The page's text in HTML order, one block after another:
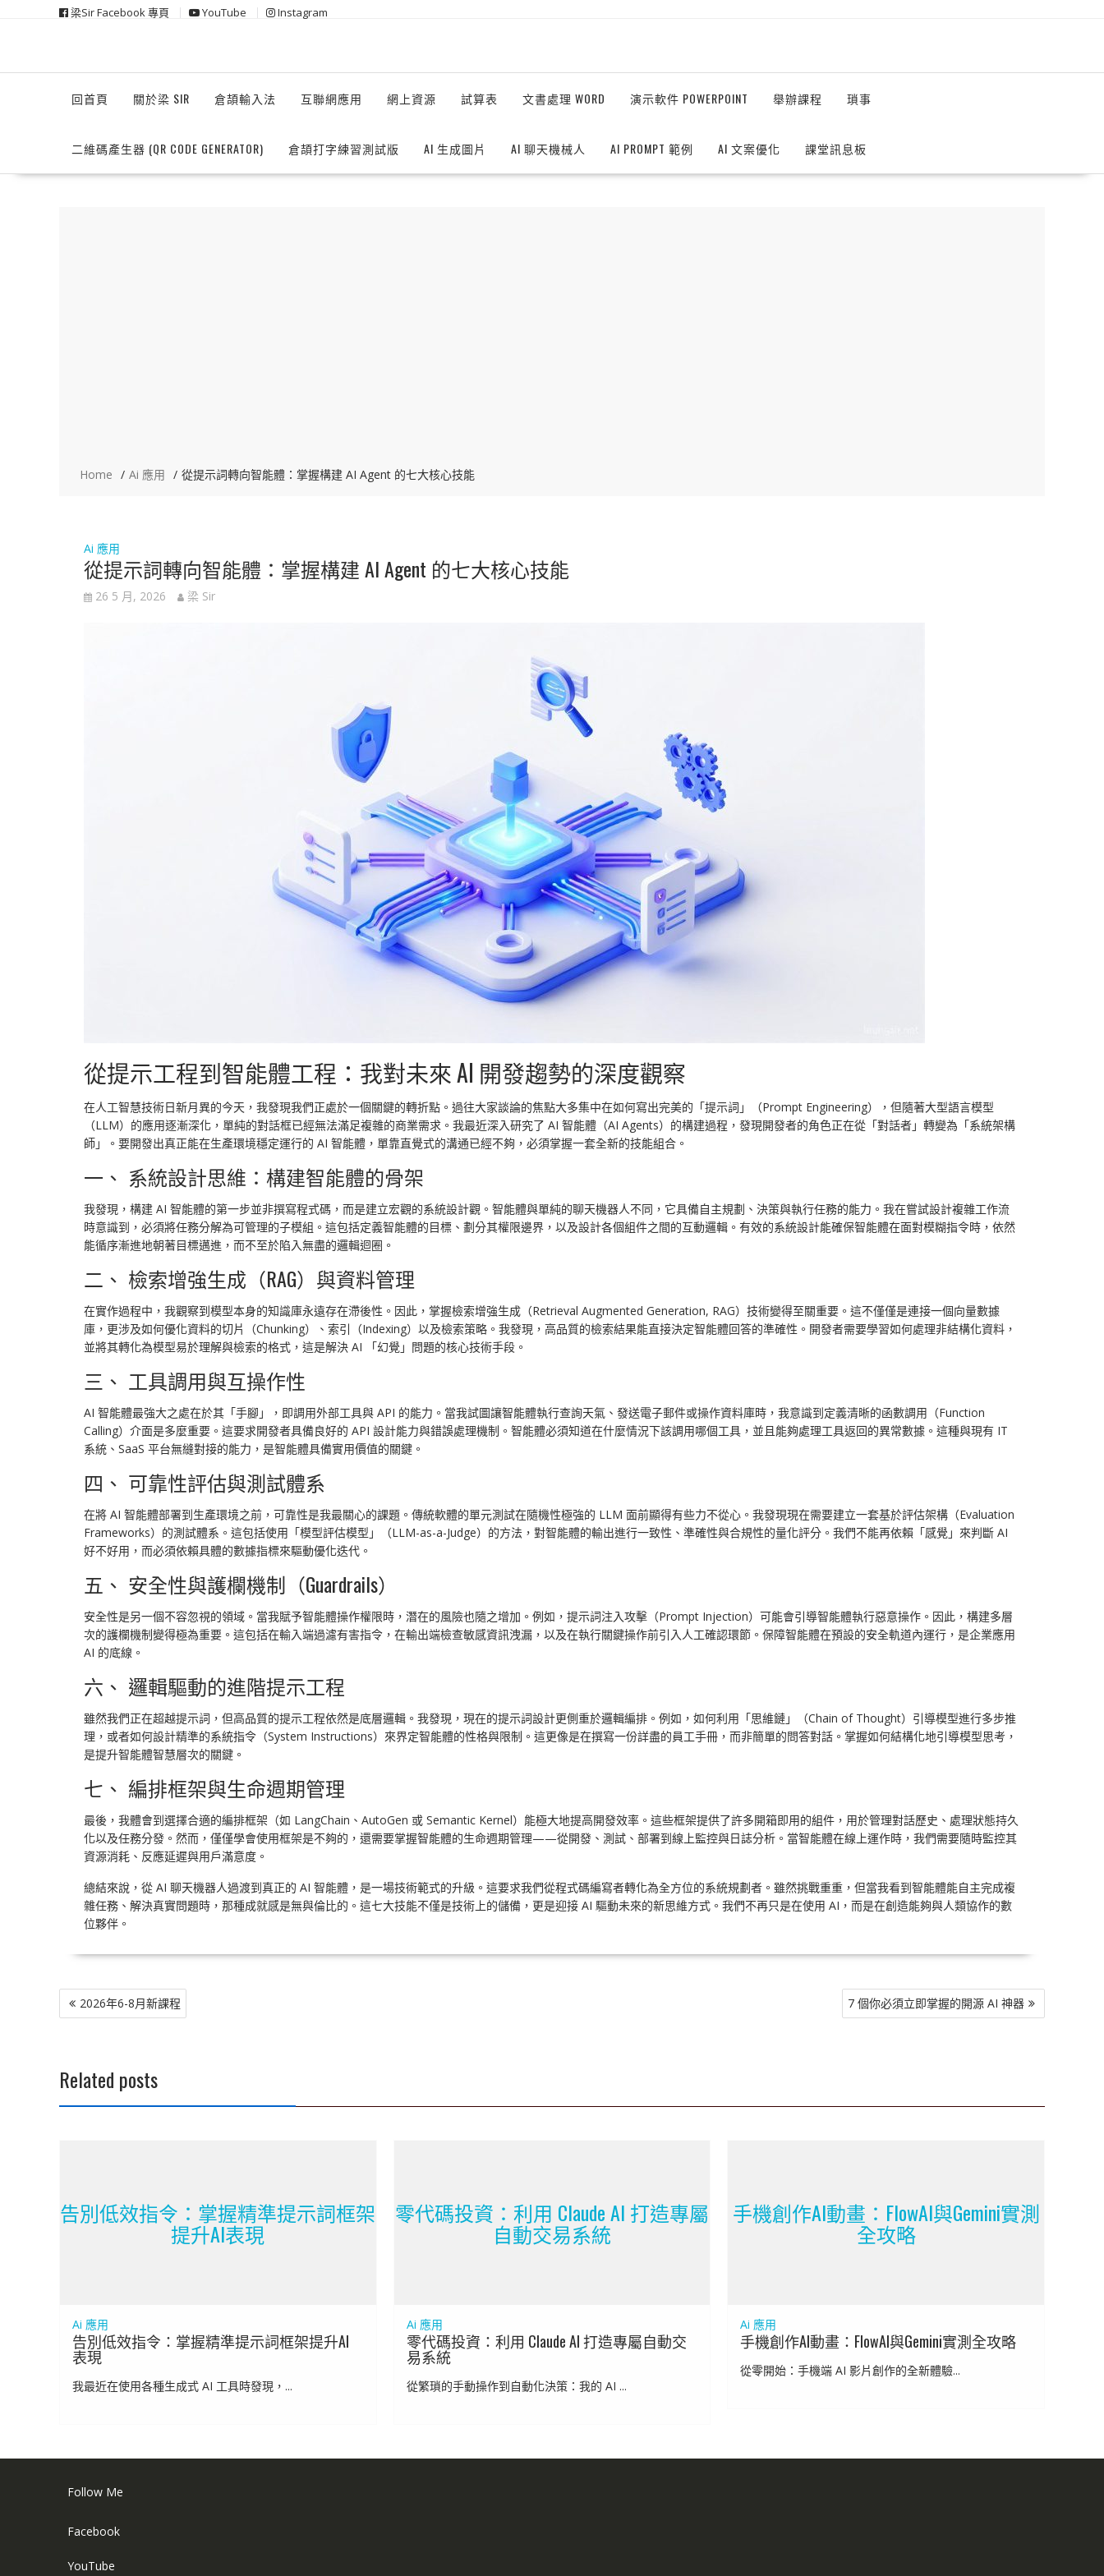
梁Sir Facebook 專頁 YouTube Instagram
回首頁 關於梁 SIR 倉頡輸入法 互聯網應用 網上資源 試算表 文書處理 WORD 演示軟件 POWERPOINT 舉辦課程 瑣事
二維碼產生器 (QR CODE GENERATOR) 倉頡打字練習測試版 AI 生成圖片 AI 聊天機械人 AI PROMPT 範例 AI 文案優化 課堂訊息板
Home Ai 應用 從提示詞轉向智能體：掌握構建 AI Agent 的七大核心技能
Ai 應用
從提示詞轉向智能體：掌握構建 AI Agent 的七大核心技能
26 5 月, 2026 梁 Sir
從提示工程到智能體工程：我對未來 AI 開發趨勢的深度觀察
在人工智慧技術日新月異的今天，我發現我們正處於一個關鍵的轉折點。過往大家談論的焦點大多集中在如何寫出完美的「提示詞」（Prompt Engineering），但隨著大型語言模型
（LLM）的應用逐漸深化，單純的對話框已經無法滿足複雜的商業需求。我最近深入研究了 AI 智能體（AI Agents）的構建過程，發現開發者的角色正在從「對話者」轉變為「系統架構
師」。要開發出真正能在生產環境穩定運行的 AI 智能體，單靠直覺式的溝通已經不夠，必須掌握一套全新的技能組合。
一、 系統設計思維：構建智能體的骨架
我發現，構建 AI 智能體的第一步並非撰寫程式碼，而是建立宏觀的系統設計觀。智能體與單純的聊天機器人不同，它具備自主規劃、決策與執行任務的能力。我在嘗試設計複雜工作流
時意識到，必須將任務分解為可管理的子模組。這包括定義智能體的目標、劃分其權限邊界，以及設計各個組件之間的互動邏輯。有效的系統設計能確保智能體在面對模糊指令時，依然
能循序漸進地朝著目標邁進，而不至於陷入無盡的邏輯迴圈。
二、 檢索增強生成（RAG）與資料管理
在實作過程中，我觀察到模型本身的知識庫永遠存在滯後性。因此，掌握檢索增強生成（Retrieval Augmented Generation, RAG）技術變得至關重要。這不僅僅是連接一個向量數據
庫，更涉及如何優化資料的切片（Chunking）、索引（Indexing）以及檢索策略。我發現，高品質的檢索結果能直接決定智能體回答的準確性。開發者需要學習如何處理非結構化資料，
並將其轉化為模型易於理解與檢索的格式，這是解決 AI 「幻覺」問題的核心技術手段。
三、 工具調用與互操作性
AI 智能體最強大之處在於其「手腳」，即調用外部工具與 API 的能力。當我試圖讓智能體執行查詢天氣、發送電子郵件或操作資料庫時，我意識到定義清晰的函數調用（Function
Calling）介面是多麼重要。這要求開發者具備良好的 API 設計能力與錯誤處理機制。智能體必須知道在什麼情況下該調用哪個工具，並且能夠處理工具返回的異常數據。這種與現有 IT
系統、SaaS 平台無縫對接的能力，是智能體具備實用價值的關鍵。
四、 可靠性評估與測試體系
在將 AI 智能體部署到生產環境之前，可靠性是我最關心的課題。傳統軟體的單元測試在隨機性極強的 LLM 面前顯得有些力不從心。我發現現在需要建立一套基於評估架構（Evaluation
Frameworks）的測試體系。這包括使用「模型評估模型」（LLM-as-a-Judge）的方法，對智能體的輸出進行一致性、準確性與合規性的量化評分。我們不能再依賴「感覺」來判斷 AI
好不好用，而必須依賴具體的數據指標來驅動優化迭代。
五、 安全性與護欄機制（Guardrails）
安全性是另一個不容忽視的領域。當我賦予智能體操作權限時，潛在的風險也隨之增加。例如，提示詞注入攻擊（Prompt Injection）可能會引導智能體執行惡意操作。因此，構建多層
次的護欄機制變得極為重要。這包括在輸入端過濾有害指令，在輸出端檢查敏感資訊洩漏，以及在執行關鍵操作前引入人工確認環節。保障智能體在預設的安全軌道內運行，是企業應用
AI 的底線。
六、 邏輯驅動的進階提示工程
雖然我們正在超越提示詞，但高品質的提示工程依然是底層邏輯。我發現，現在的提示詞設計更側重於邏輯編排。例如，如何利用「思維鏈」（Chain of Thought）引導模型進行多步推
理，或者如何設計精準的系統指令（System Instructions）來界定智能體的性格與限制。這更像是在撰寫一份詳盡的員工手冊，而非簡單的問答對話。掌握如何結構化地引導模型思考，
是提升智能體智慧層次的關鍵。
七、 編排框架與生命週期管理
最後，我體會到選擇合適的編排框架（如 LangChain、AutoGen 或 Semantic Kernel）能極大地提高開發效率。這些框架提供了許多開箱即用的組件，用於管理對話歷史、處理狀態持久
化以及任務分發。然而，僅僅學會使用框架是不夠的，還需要掌握智能體的生命週期管理——從開發、測試、部署到線上監控與日誌分析。當智能體在線上運作時，我們需要隨時監控其
資源消耗、反應延遲與用戶滿意度。
總結來說，從 AI 聊天機器人過渡到真正的 AI 智能體，是一場技術範式的升級。這要求我們從程式碼編寫者轉化為全方位的系統規劃者。雖然挑戰重重，但當我看到智能體能自主完成複
雜任務、解決真實問題時，那種成就感是無與倫比的。這七大技能不僅是技術上的儲備，更是迎接 AI 驅動未來的新思維方式。我們不再只是在使用 AI，而是在創造能夠與人類協作的數
位夥伴。
文
章
2026年6-8月新課程 7 個你必須立即掌握的開源 AI 神器
Related posts
告別低效指令：掌握精準提示詞框架
提升AI表現
Ai 應用
告別低效指令：掌握精準提示詞框架提升AI
表現
我最近在使用各種生成式 AI 工具時發現，...
零代碼投資：利用 Claude AI 打造專屬
自動交易系統
Ai 應用
零代碼投資：利用 Claude AI 打造專屬自動交
易系統
從繁瑣的手動操作到自動化決策：我的 AI ...
手機創作AI動畫：FlowAI與Gemini實測
全攻略
Ai 應用
手機創作AI動畫：FlowAI與Gemini實測全攻略
從零開始：手機端 AI 影片創作的全新體驗...
Follow Me
Facebook
YouTube